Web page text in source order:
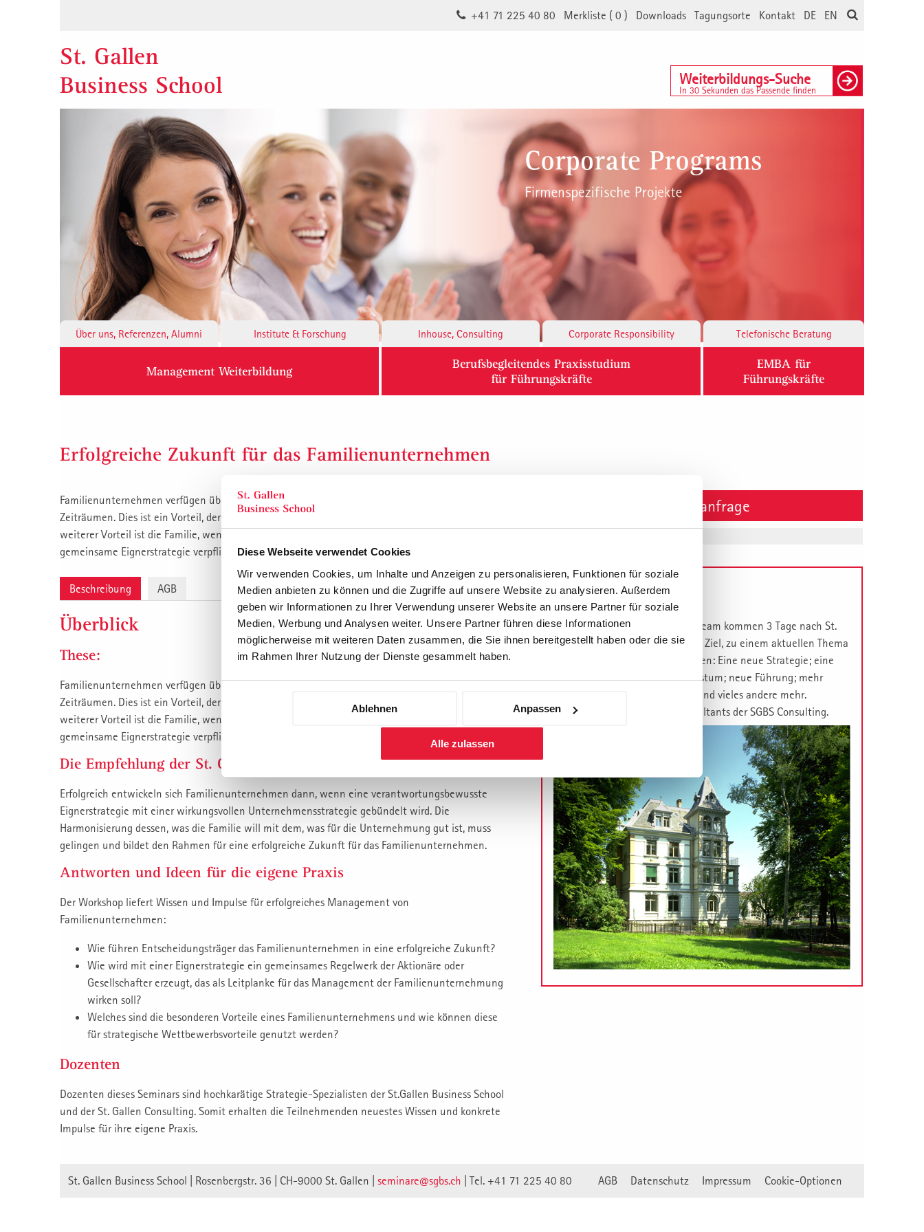
Diese Webseite verwendet Cookies
Wir verwenden Cookies, um Inhalte und Anzeigen zu personalisieren, Funktionen für soziale
Medien anbieten zu können und die Zugriffe auf unsere Website zu analysieren. Außerdem
geben wir Informationen zu Ihrer Verwendung unserer Website an unsere Partner für soziale
Medien, Werbung und Analysen weiter. Unsere Partner führen diese Informationen
möglicherweise mit weiteren Daten zusammen, die Sie ihnen bereitgestellt haben oder die sie
im Rahmen Ihrer Nutzung der Dienste gesammelt haben.
Ablehnen Anpassen
Alle zulassen
EN
DE
Kontakt
Tagungsorte
Downloads
Merkliste (0 )
+41 71 225 40 80
St. Gallen
Business School
Weiterbildungs-Suche
In 30 Sekunden das Passende finden
Über uns, Referenzen, Alumni Institute & Forschung Inhouse, Consulting Corporate Responsibility Telefonische Beratung
Management Weiterbildung
Berufsbegleitendes Praxisstudium
für Führungskräfte
EMBA für
Führungskräfte
Erfolgreiche Zukunft für das Familienunternehmen
Familienunternehmen verfügen über eine ganz entscheidende Stärke: Das Denken in längeren
Zeiträumen. Dies ist ein Vorteil, der für strategische Überlegenheit genutzt werden kann. Ein
weiterer Vorteil ist die Familie, wenn sie gemeinsame Werte und Ziele verfolgt und sich auf eine
gemeinsame Eignerstrategie verpflichtet.
Beschreibung AGB
Überblick
These:
Familienunternehmen verfügen über eine ganz entscheidende Stärke: Das Denken in längeren
Zeiträumen. Dies ist ein Vorteil, der für strategische Überlegenheit genutzt werden kann. Ein
weiterer Vorteil ist die Familie, wenn sie gemeinsame Werte und Ziele verfolgt und sich auf eine
gemeinsame Eignerstrategie verpflichtet.
Die Empfehlung der St. Gallen Consulting:
Erfolgreich entwickeln sich Familienunternehmen dann, wenn eine verantwortungsbewusste
Eignerstrategie mit einer wirkungsvollen Unternehmensstrategie gebündelt wird. Die
Harmonisierung dessen, was die Familie will mit dem, was für die Unternehmung gut ist, muss
gelingen und bildet den Rahmen für eine erfolgreiche Zukunft für das Familienunternehmen.
Antworten und Ideen für die eigene Praxis
Der Workshop liefert Wissen und Impulse für erfolgreiches Management von
Familienunternehmen:
Wie führen Entscheidungsträger das Familienunternehmen in eine erfolgreiche Zukunft?
Wie wird mit einer Eignerstrategie ein gemeinsames Regelwerk der Aktionäre oder
Gesellschafter erzeugt, das als Leitplanke für das Management der Familienunternehmung
wirken soll?
Welches sind die besonderen Vorteile eines Familienunternehmens und wie können diese
für strategische Wettbewerbsvorteile genutzt werden?
Dozenten
Dozenten dieses Seminars sind hochkarätige Strategie­-Spezialisten der St.Gallen Business School
und der St. Gallen Consulting. Somit erhalten die Teilnehmenden neuestes Wissen und konkrete
Impulse für ihre eigene Praxis.
Projektanfrage
CEO Specials
Sie und/oder Ihr Management-Team kommen 3 Tage nach St.
Gallen. Gut vorbereitet. Mit dem Ziel, zu einem aktuellen Thema
die bestmögliche Lösung zu finden: Eine neue Strategie; eine
neue Organisation; neues Wachstum; neue Führung; mehr
Profitabilität; eine neue Kultur und vieles andere mehr.
Moderation: St. Galler Top Consultants der SGBS Consulting.
St. Gallen Business School | Rosenbergstr. 36 | CH-9000 St. Gallen | seminare@sgbs.ch Tel. +41 71 225 40 80 AGB Datenschutz Impressum Cookie-Optionen